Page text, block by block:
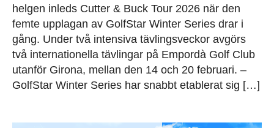
helgen inleds Cutter & Buck Tour 2026 när den
femte upplagan av GolfStar Winter Series drar i
gång. Under två intensiva tävlingsveckor avgörs
två internationella tävlingar på Empordà Golf Club
utanför Girona, mellan den 14 och 20 februari. –
GolfStar Winter Series har snabbt etablerat sig […]